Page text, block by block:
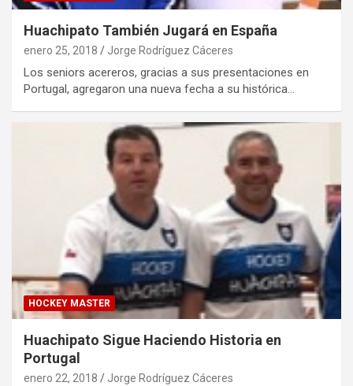
Huachipato También Jugará en España
enero 25, 2018 Jorge Rodríguez Cáceres
Los seniors acereros, gracias a sus presentaciones en
Portugal, agregaron una nueva fecha a su histórica…
HOCKEY MASTER
Huachipato Sigue Haciendo Historia en
Portugal
enero 22, 2018 Jorge Rodríguez Cáceres